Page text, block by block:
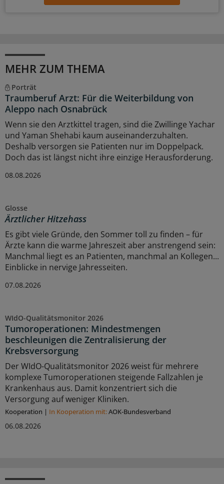
MEHR ZUM THEMA
Porträt
Traumberuf Arzt: Für die Weiterbildung von
Aleppo nach Osnabrück
Wenn sie den Arztkittel tragen, sind die Zwillinge Yachar
und Yaman Shehabi kaum auseinanderzuhalten.
Deshalb versorgen sie Patienten nur im Doppelpack.
Doch das ist längst nicht ihre einzige Herausforderung.
08.08.2026
Glosse
Ärztlicher Hitzehass
Es gibt viele Gründe, den Sommer toll zu finden – für
Ärzte kann die warme Jahreszeit aber anstrengend sein:
Manchmal liegt es an Patienten, manchmal an Kollegen...
Einblicke in nervige Jahresseiten.
07.08.2026
WIdO-Qualitätsmonitor 2026
Tumoroperationen: Mindestmengen
beschleunigen die Zentralisierung der
Krebsversorgung
Der WIdO-Qualitätsmonitor 2026 weist für mehrere
komplexe Tumoroperationen steigende Fallzahlen je
Krankenhaus aus. Damit konzentriert sich die
Versorgung auf weniger Kliniken.
Kooperation | In Kooperation mit:AOK-Bundesverband
06.08.2026